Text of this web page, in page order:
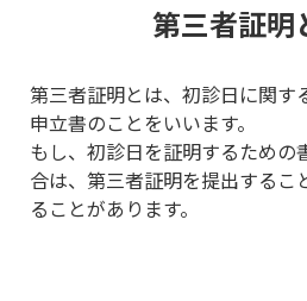
第三者証明
第三者証明とは、初診日に関す
申立書のことをいいます。
もし、初診日を証明するための
合は、第三者証明を提出するこ
ることがあります。